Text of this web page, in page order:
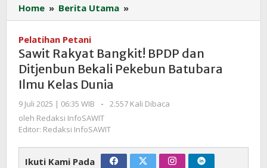
Home » Berita Utama »
Rakyat
BPDP
dan
Ditjenbun
Pekebun
Dunia
Pelatihan Petani
Sawit Rakyat Bangkit! BPDP dan
Ditjenbun Bekali Pekebun Batubara
Ilmu Kelas Dunia
9 Juli 2025 | 06:35 WIB
oleh
Redaksi
InfoSAWIT
-
2.557 Kali Dibaca
oleh Redaksi InfoSAWIT
Editor: Redaksi InfoSAWIT
Ikuti Kami Pada